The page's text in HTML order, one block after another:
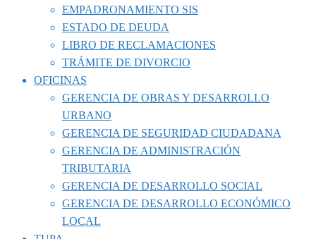
EMPADRONAMIENTO SIS
ESTADO DE DEUDA
LIBRO DE RECLAMACIONES
TRÁMITE DE DIVORCIO
OFICINAS
GERENCIA DE OBRAS Y DESARROLLO
URBANO
GERENCIA DE SEGURIDAD CIUDADANA
GERENCIA DE ADMINISTRACIÓN
TRIBUTARIA
GERENCIA DE DESARROLLO SOCIAL
GERENCIA DE DESARROLLO ECONÓMICO
LOCAL